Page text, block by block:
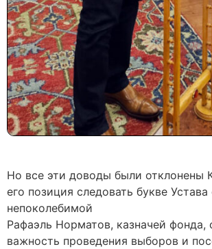
Но все эти доводы были отклонены
его позиция следовать букве Устава
непоколебимой
Рафаэль Норматов, казначей фонда,
важность проведения выборов и